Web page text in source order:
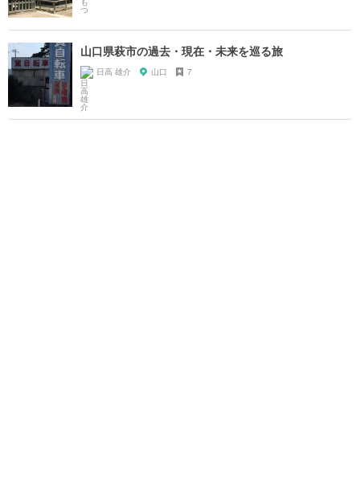
山口県萩市の過去・現在・未来を巡る旅
日高 雄介 山口 7